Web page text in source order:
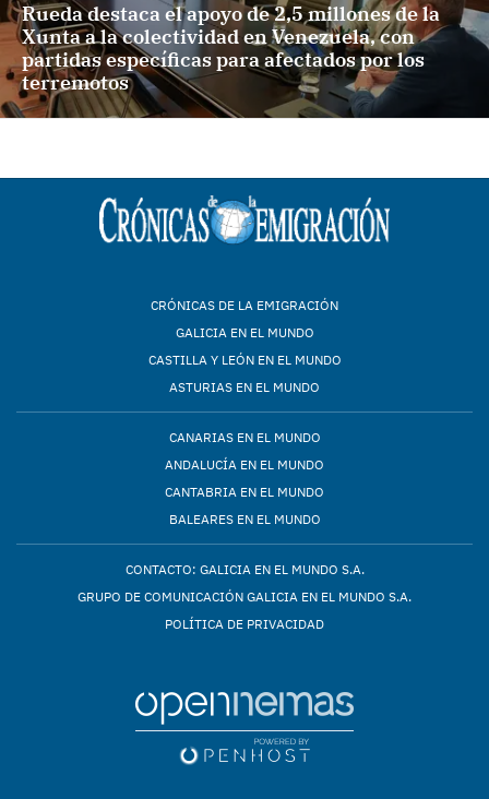
Rueda destaca el apoyo de 2,5 millones de la
Xunta a la colectividad en Venezuela, con
partidas específicas para afectados por los
terremotos
CRÓNICAS DE LA EMIGRACIÓN
GALICIA EN EL MUNDO
CASTILLA Y LEÓN EN EL MUNDO
ASTURIAS EN EL MUNDO
CANARIAS EN EL MUNDO
ANDALUCÍA EN EL MUNDO
CANTABRIA EN EL MUNDO
BALEARES EN EL MUNDO
CONTACTO: GALICIA EN EL MUNDO S.A.
GRUPO DE COMUNICACIÓN GALICIA EN EL MUNDO S.A.
POLÍTICA DE PRIVACIDAD